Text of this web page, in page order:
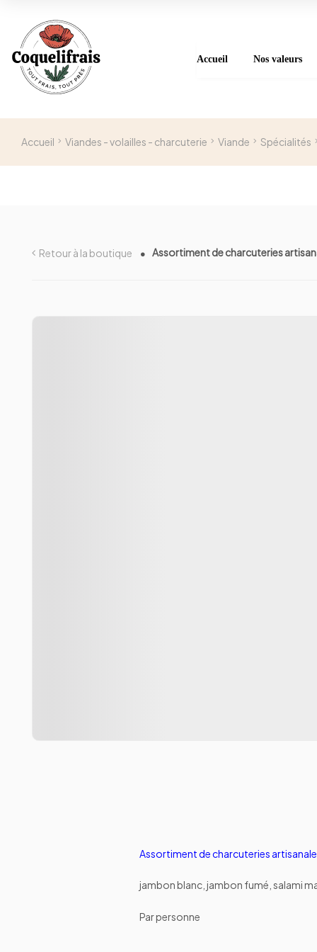
Accueil Nos valeurs
Accueil Viandes - volailles - charcuterie Viande Spécialités
Retour à la boutique Assortiment de charcuteries
Assortiment de charcuteries
jambon blanc, jambon fumé, salami
Par personne